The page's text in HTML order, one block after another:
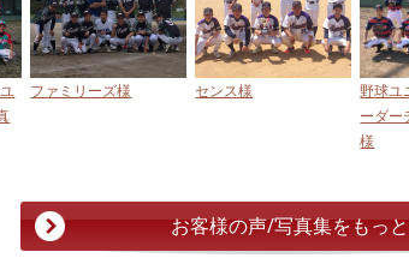
ファミリーズ様 センス様
野球
ーダ
様
お客様の声/写真集をもっ